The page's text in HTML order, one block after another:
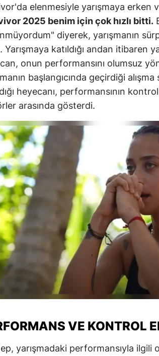
Çorum
Denizli
Edirne
Elazığ
Erzincan
Erzurum
Eskişehir
Gaziantep
Giresun
Gümüşhane
Hakkari
Isparta
İstanbul
İzmir
elenmesiyle yarışmaya erken
2025 benim için çok hızlı bitti.
diyerek, yarışmanın
Yarışmaya katıldığı andan itibaren
onun performansını olumsuz
başlangıcında geçirdiği
heyecanı, performansının
arasında gösterdi.
VE KONTROL
yarışmadaki performansıyla ilgili